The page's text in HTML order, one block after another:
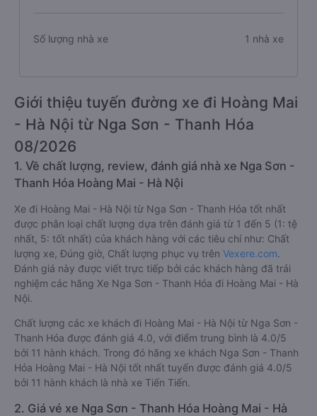
Số lượng nhà xe 1 nhà xe
Giới thiệu tuyến đường xe đi Hoàng Mai
- Hà Nội từ Nga Sơn - Thanh Hóa
08/2026
1. Về chất lượng, review, đánh giá nhà xe Nga Sơn -
Thanh Hóa Hoàng Mai - Hà Nội
Xe đi Hoàng Mai - Hà Nội từ Nga Sơn - Thanh Hóa tốt nhất
được phân loại chất lượng dựa trên đánh giá từ 1 đến 5 (1: tệ
nhất, 5: tốt nhất) của khách hàng với các tiêu chí như: Chất
lượng xe, Đúng giờ, Chất lượng phục vụ trên Vexere.com.
Đánh giá này được viết trực tiếp bởi các khách hàng đã trải
nghiệm các hãng Xe Nga Sơn - Thanh Hóa đi Hoàng Mai - Hà
Nội.
Chất lượng các xe khách đi Hoàng Mai - Hà Nội từ Nga Sơn -
Thanh Hóa được đánh giá 4.0, với điểm trung bình là 4.0/5
bởi 11 hành khách. Trong đó hãng xe khách Nga Sơn - Thanh
Hóa Hoàng Mai - Hà Nội tốt nhất tuyến được đánh giá 4.0/5
bởi 11 hành khách là nhà xe Tiến Tiến.
2. Giá vé xe Nga Sơn - Thanh Hóa Hoàng Mai - Hà